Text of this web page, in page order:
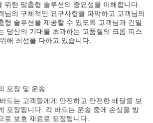
위한 맞춤형 솔루션의 중요성을 이해합니다.
님의 구체적인 요구사항을 파악하고 고객님의
형 솔루션을 제공할 수 있도록 고객님과 긴밀
당신의 기대를 초과하는 고품질의 크롬 피스
해 최선을 다하고 있습니다.
포장 및 운송
드는 고객들에게 안전하고 안전한 배달을 보
포장됩니다. 각 바드는 운송 중에 손상을 방
로 보호 재료로 포장됩니다.